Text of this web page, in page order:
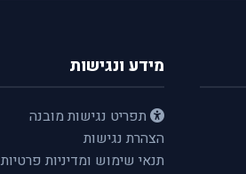
מידע ונגישות
תפריט נגישות מובנה
הצהרת נגישות
תנאי שימוש ומדיניות פרטיות